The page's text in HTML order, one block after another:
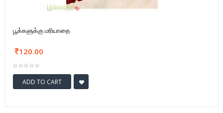
பூக்களுக்கு மரியாதை
120.00
ADD TO CART